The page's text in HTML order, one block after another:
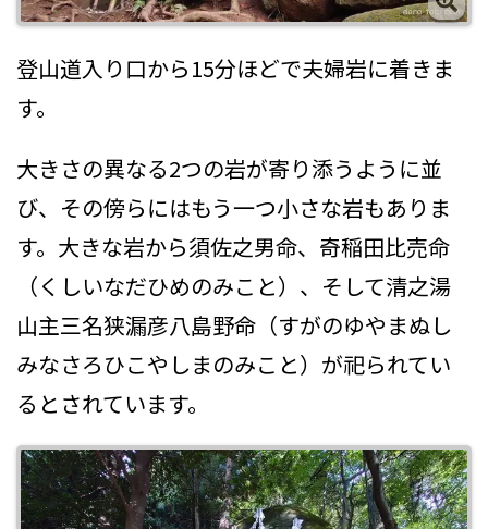
登山道入り口から15分ほどで夫婦岩に着きま
す。
大きさの異なる2つの岩が寄り添うように並
び、その傍らにはもう一つ小さな岩もありま
す。大きな岩から須佐之男命、奇稲田比売命
（くしいなだひめのみこと）、そして清之湯
山主三名狭漏彦八島野命（すがのゆやまぬし
みなさろひこやしまのみこと）が祀られてい
るとされています。